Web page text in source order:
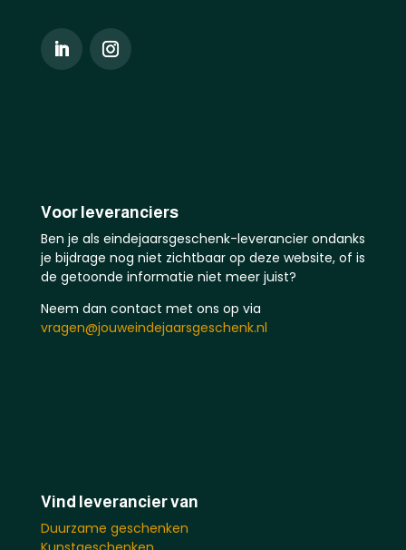
Voor leveranciers
Ben je als eindejaarsgeschenk-leverancier ondanks
je bijdrage nog niet zichtbaar op deze website, of is
de getoonde informatie niet meer juist?
Neem dan contact met ons op via
vragen@jouweindejaarsgeschenk.nl
Vind leverancier van
Duurzame geschenken